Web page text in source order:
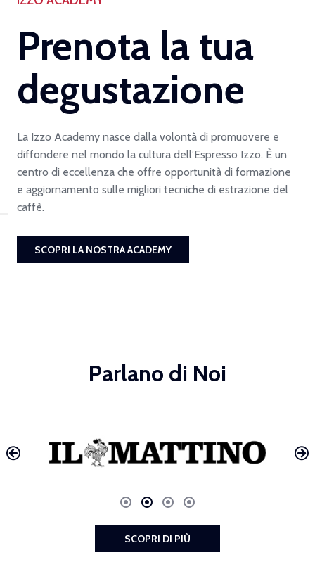
Prenota la tua
degustazione
La Izzo Academy nasce dalla volontà di promuovere e
diffondere nel mondo la cultura dell’Espresso Izzo. È un
centro di eccellenza che offre opportunità di formazione
e aggiornamento sulle migliori tecniche di estrazione del
caffè.
SCOPRI LA NOSTRA ACADEMY
Parlano di Noi
SCOPRI DI PIÙ